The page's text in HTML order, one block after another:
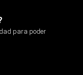
para poder